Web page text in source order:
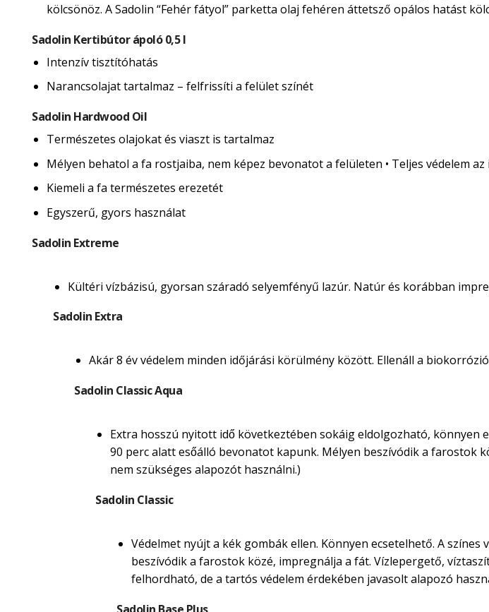
kölcsönöz. A Sadolin “Fehér fátyol” parketta olaj fehéren áttetsző opálos hatást
Sadolin Kertibútor ápoló 0,5 l
Intenzív tisztítóhatás
Narancsolajat tartalmaz – felfrissíti a felület színét
Sadolin Hardwood Oil
Természetes olajokat és viaszt is tartalmaz
Mélyen behatol a fa rostjaiba, nem képez bevonatot a felületen • Teljes védelem
Kiemeli a fa természetes erezetét
Egyszerű, gyors használat
Sadolin Extreme
Kültéri vízbázisú, gyorsan száradó selyemfényű lazúr. Natúr és korábban
Sadolin Extra
Akár 8 év védelem minden időjárási körülmény között. Ellenáll a
Sadolin Classic Aqua
Extra hosszú nyitott idő következtében sokáig eldolgozható, könnyen
90 perc alatt esőálló bevonatot kapunk. Mélyen beszívódik a farostok
nem szükséges alapozót használni.)
Sadolin Classic
Védelmet nyújt a kék gombák ellen. Könnyen ecsetelhető. A
beszívódik a farostok közé, impregnálja a fát. Vízlepergető,
felhordható, de a tartós védelem érdekében javasolt alapozó